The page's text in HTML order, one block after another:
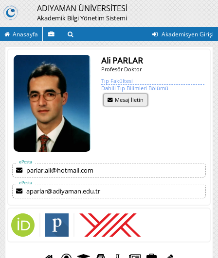
ADIYAMAN ÜNİVERSİTESİ
Akademik Bilgi Yönetim Sistemi
Anasayfa Akademisyen Girişi
Ali PARLAR
Profesör Doktor
Tıp Fakültesi
Dahili Tıp Bilimleri Bölümü
Mesaj İletin
ePosta
parlar.ali@hotmail.com
ePosta
aparlar@adiyaman.edu.tr